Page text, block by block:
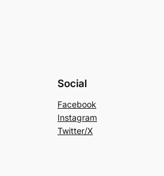
Social
Facebook
Instagram
Twitter/X